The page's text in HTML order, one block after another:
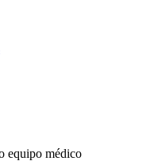
equipo médico